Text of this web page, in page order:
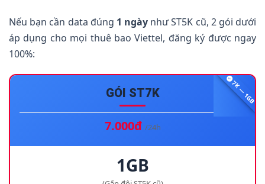
Thông Tin Gói ST5K Cũ (Tham Khảo)
4. So Sánh ST5K vs ST7K vs ST15K vs 5G30
Câu Hỏi Thường Gặp
7. Kết Luận
Nếu bạn cần data đúng 1 ngày như ST5K cũ, 2 gói dưới
áp dụng cho mọi thuê bao Viettel, đăng ký được ngay
100%:
7K — 1GB
GÓI ST7K
7.000đ /24h
1GB